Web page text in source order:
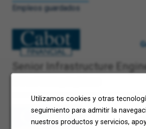
Utilizamos cookies y otras
seguimiento para admitir la
nuestros productos y servicios,
Empleos guardados
Senior Infrastructure